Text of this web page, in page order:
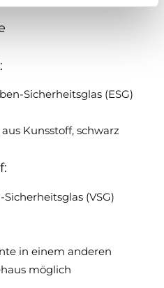
Sicherheitsglas (ESG)
Kunsstoff, schwarz
(VSG)
in einem anderen
möglich